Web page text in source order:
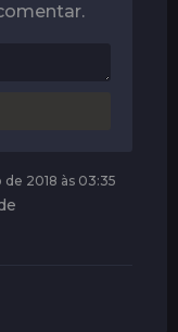
de 2018 às 03:35